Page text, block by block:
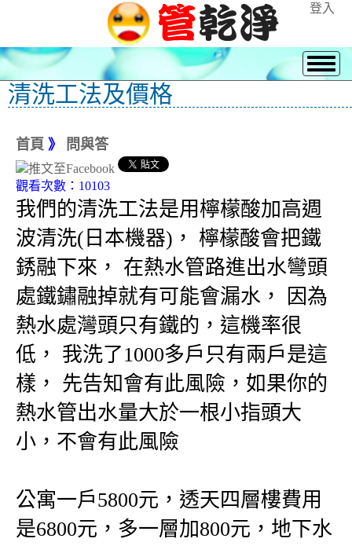
登入
清洗工法及價格
首頁 》 問與答
觀看次數：10103
我們的清洗工法是用檸檬酸加高週
波清洗(日本機器)， 檸檬酸會把鐵
銹融下來， 在熱水管路進出水彎頭
處鐵鏽融掉就有可能會漏水， 因為
熱水處灣頭只有鐵的，這機率很
低， 我洗了1000多戶只有兩戶是這
樣， 先告知會有此風險，如果你的
熱水管出水量大於一根小指頭大
小，不會有此風險
公寓一戶5800元，透天四層樓費用
是6800元，多一層加800元，地下水